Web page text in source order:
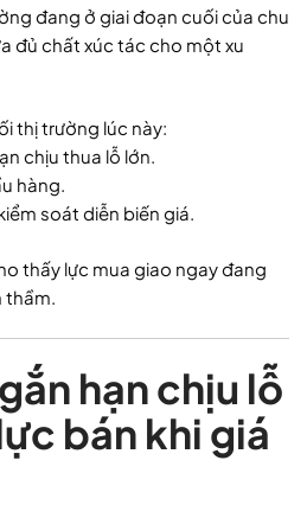
đang ở giai đoạn cuối của chu
đủ chất xúc tác cho một xu
thị trường lúc này:
chịu thua lỗ lớn.
hàng.
soát diễn biến giá.
thấy lực mua giao ngay đang
thầm.
hạn chịu lỗ
bán khi giá